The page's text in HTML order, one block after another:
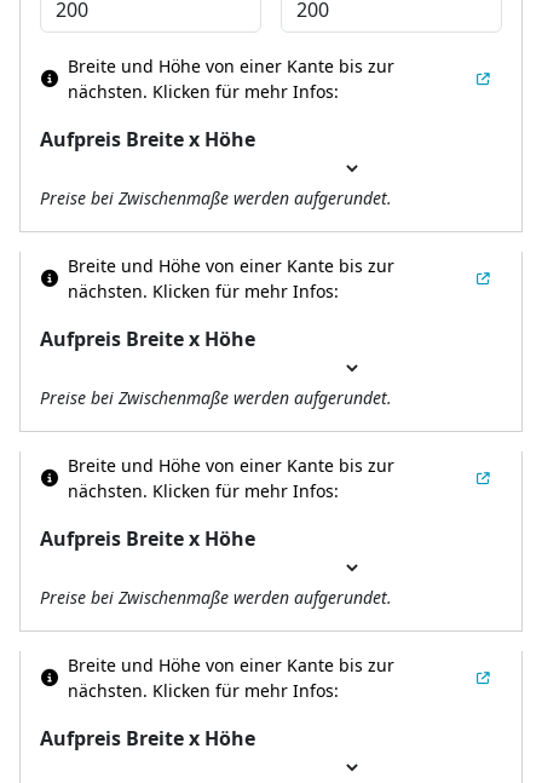
Aufpreis Breite x Höhe
Breite und Höhe von einer Kante bis zur
nächsten. Klicken für mehr Infos:
Preise bei Zwischenmaße werden aufgerundet.
Aufpreis Breite x Höhe
Breite und Höhe von einer Kante bis zur
nächsten. Klicken für mehr Infos:
Preise bei Zwischenmaße werden aufgerundet.
Aufpreis Breite x Höhe
Breite und Höhe von einer Kante bis zur
nächsten. Klicken für mehr Infos:
Preise bei Zwischenmaße werden aufgerundet.
Aufpreis Breite x Höhe
Breite und Höhe von einer Kante bis zur
nächsten. Klicken für mehr Infos: